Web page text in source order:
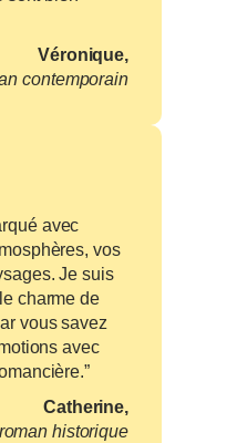
Véronique,
contemporain
avec
vos
Je suis
charme de
vous savez
avec
Catherine,
historique